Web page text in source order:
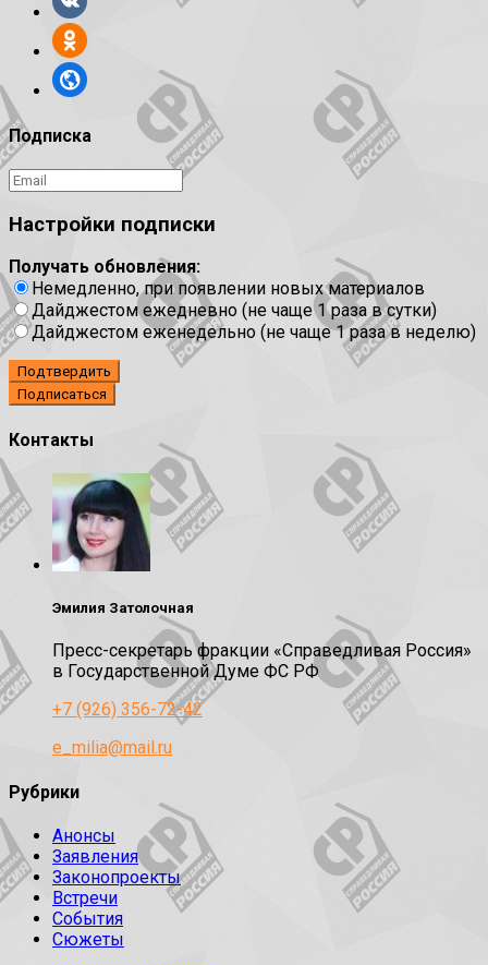
Подписка
Настройки подписки
Получать обновления:
Немедленно, при появлении новых материалов
Дайджестом ежедневно (не чаще 1 раза в сутки)
Дайджестом еженедельно (не чаще 1 раза в неделю)
Подтвердить
Контакты
Эмилия Затолочная
Пресс-секретарь фракции «Справедливая Россия»
в Государственной Думе ФС РФ
+7 (926) 356-72-42
e_milia@mail.ru
Рубрики
Анонсы
Заявления
Законопроекты
Встречи
События
Сюжеты